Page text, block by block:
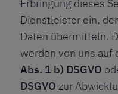
Erbringung dieses
Dienstleister ein,
Daten übermitteln.
werden von uns auf
Abs. 1 b) DSGVO
DSGVO zur